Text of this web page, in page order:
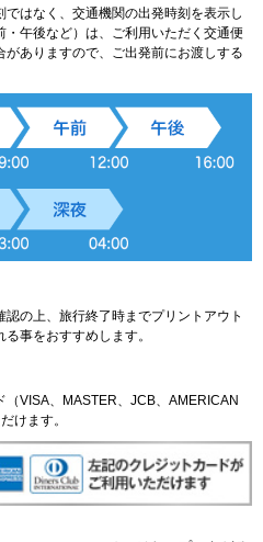
はなく、交通機関の出発時刻を表示し
午後など）は、ご利用いただく交通便
ありますので、ご出発前にお渡しする
の上、旅行終了時までプリントアウト
事をおすすめします。
VISA、MASTER、JCB、AMERICAN
けます。